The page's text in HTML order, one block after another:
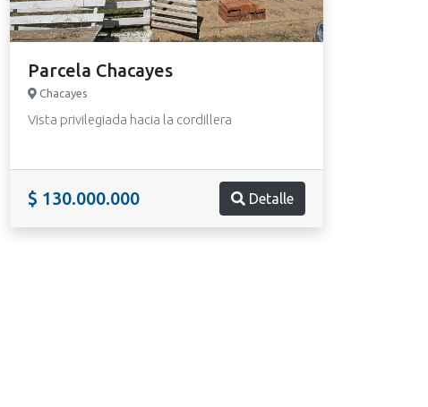
Parcela Chacayes
Chacayes
Vista privilegiada hacia la cordillera
$ 130.000.000 Detalle